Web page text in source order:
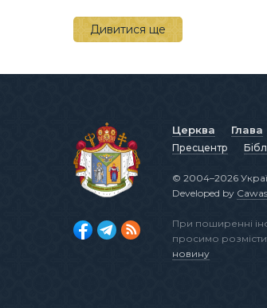
Дивитися ще
Церква Глава
Пресцентр
© 2004–2026
Developed by
При поширенні
просимо
новину